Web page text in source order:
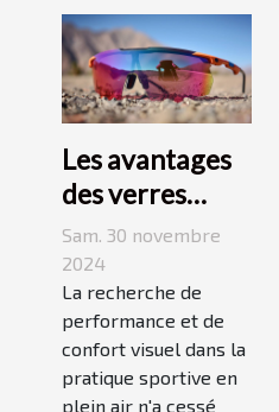
Les avantages
des verres
Prizm dans les
lunettes de
soleil sportives
Sam. 30 novembre
2024
La recherche de
performance et de
confort visuel dans la
pratique sportive en
plein air n'a cessé